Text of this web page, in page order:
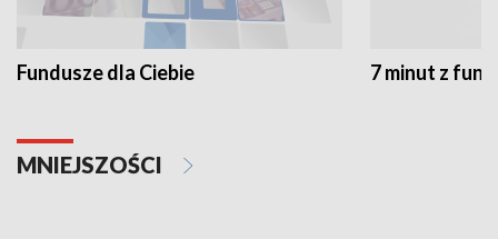
Fundusze dla Ciebie 7 minut z
MNIEJSZOŚCI